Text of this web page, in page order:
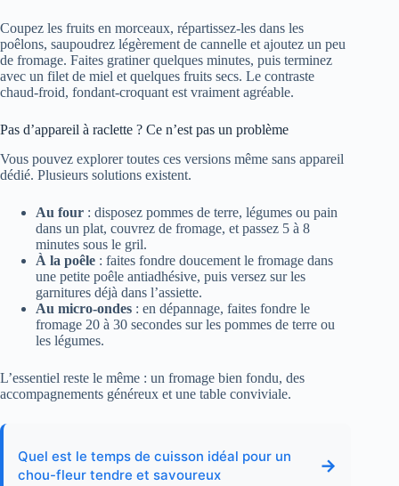
Coupez les fruits en morceaux, répartissez-les dans les
poêlons, saupoudrez légèrement de cannelle et ajoutez un peu
de fromage. Faites gratiner quelques minutes, puis terminez
avec un filet de miel et quelques fruits secs. Le contraste
chaud-froid, fondant-croquant est vraiment agréable.
Pas d’appareil à raclette ? Ce n’est pas un problème
Vous pouvez explorer toutes ces versions même sans appareil
dédié. Plusieurs solutions existent.
Au four : disposez pommes de terre, légumes ou pain
dans un plat, couvrez de fromage, et passez 5 à 8
minutes sous le gril.
À la poêle : faites fondre doucement le fromage dans
une petite poêle antiadhésive, puis versez sur les
garnitures déjà dans l’assiette.
Au micro-ondes : en dépannage, faites fondre le
fromage 20 à 30 secondes sur les pommes de terre ou
les légumes.
L’essentiel reste le même : un fromage bien fondu, des
accompagnements généreux et une table conviviale.
Quel est le temps de cuisson idéal pour un
chou-fleur tendre et savoureux
→